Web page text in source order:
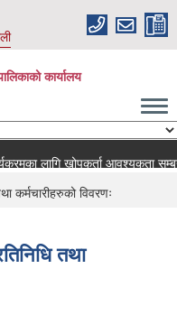
कार्यालय
खोपकर्ता आवश्यकता सम्बन्धी सूचना!
कर्मचारीहरुको विवरणः
तथा